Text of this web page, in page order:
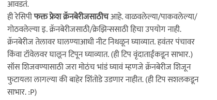
आवडतं.
ही रेसिपीफक्त फ्रेश क्रॅनबेरीजसाठीचआहे. वाळवलेल्या/पाकवलेल्या/
गोठवलेल्या इ. क्रॅनबेरीजसाठी/क्रेझिन्ससाठी हिचा उपयोग नाही.
क्रॅनबेरीज तेलावर घालण्याआधी नीट निथळून घ्याव्यात. हवंतर पंचावर
किंवा टॉवेलवर घालून टिपून घ्याव्यात. (ही टिप वृंदाताईंकडून साभार.)
सॉस शिजवण्यासाठी जरा मोठंच भांडं घ्यावं म्हणजे क्रॅनबेरीज शिजून
फुटायला लागल्या की बाहेर शिंतोडे उडणार नाहीत. (ही टिप सशलकडून
साभार. :P)